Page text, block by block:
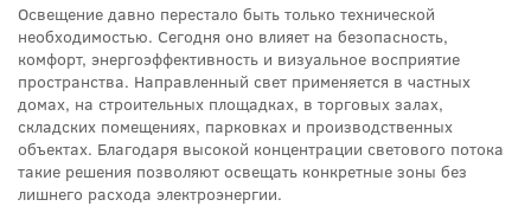
Освещение давно перестало быть только технической
необходимостью. Сегодня оно влияет на безопасность,
комфорт, энергоэффективность и визуальное восприятие
пространства. Направленный свет применяется в частных
домах, на строительных площадках, в торговых залах,
складских помещениях, парковках и производственных
объектах. Благодаря высокой концентрации светового потока
такие решения позволяют освещать конкретные зоны без
лишнего расхода электроэнергии.